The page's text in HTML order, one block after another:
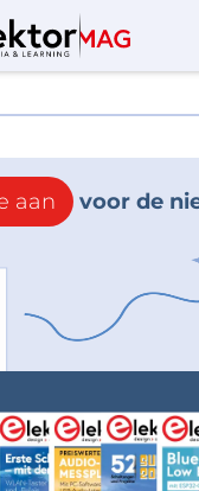
overMBS
aan voor de